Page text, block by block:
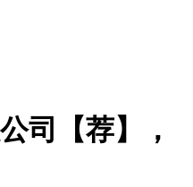
司【荐】，